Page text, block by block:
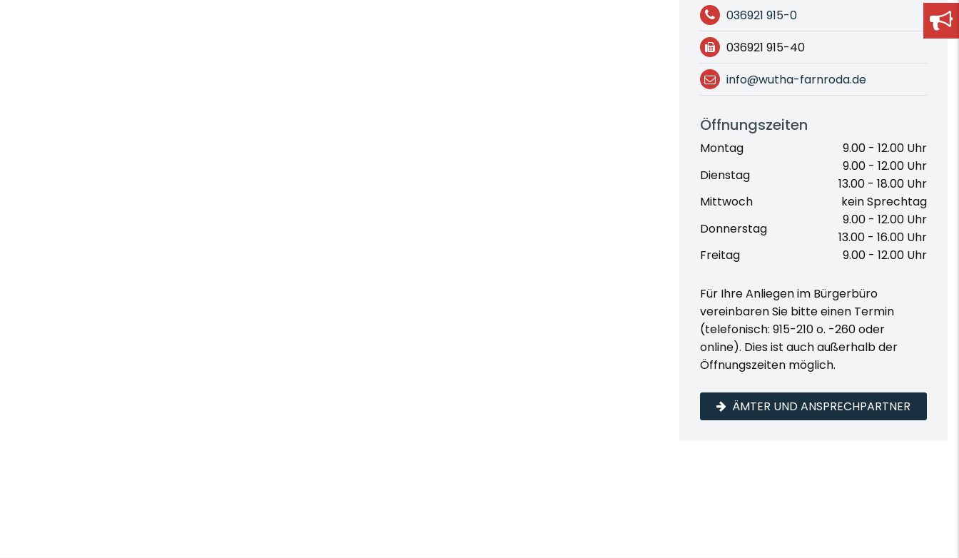
036921 915-0
036921 915-40
info@wutha-farnroda.de
Öffnungszeiten
Montag
9.00 - 12.00 Uhr
Dienstag
9.00 - 12.00 Uhr
13.00 - 18.00 Uhr
Mittwoch
kein Sprechtag
Donnerstag
9.00 - 12.00 Uhr
13.00 - 16.00 Uhr
Freitag
9.00 - 12.00 Uhr
Für Ihre Anliegen im Bürgerbüro
vereinbaren Sie bitte einen Termin
(telefonisch: 915-210 o. -260 oder
online). Dies ist auch außerhalb der
Öffnungszeiten möglich.
ÄMTER UND ANSPRECHPARTNER